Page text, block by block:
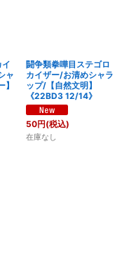
ャ
闘争類拳嘩目ステゴロ
カイザー/お清めシャラ
ップ/【自然文明】
《22BD3 12/14》
50円(税込)
在庫なし